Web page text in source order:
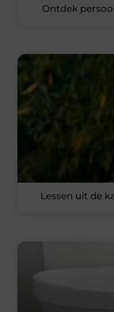
Ontdek
Lessen uit de